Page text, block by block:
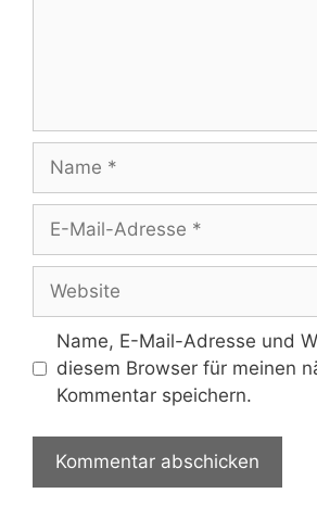
Mail-
Adresse
Name, E-Mail-Adresse und
diesem Browser für meinen
Kommentar speichern.